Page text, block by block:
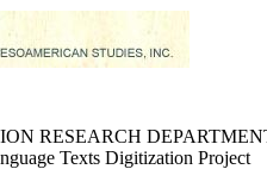
RESEARCH
Texts Digitization Project